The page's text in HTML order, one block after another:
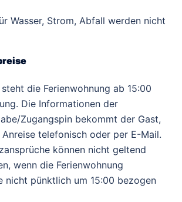
Wasser, Strom, Abfall werden nicht
die Ferienwohnung ab 15:00
Die Informationen der
Zugangspin bekommt der Gast,
telefonisch oder per E-Mail.
können nicht geltend
wenn die Ferienwohnung
nicht pünktlich um 15:00 bezogen